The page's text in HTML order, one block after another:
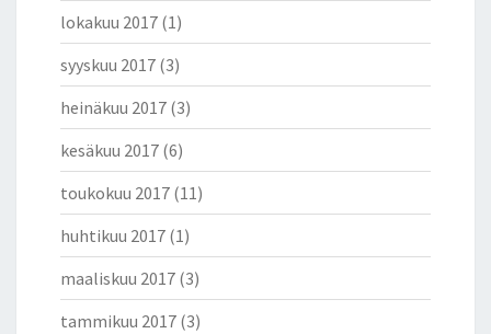
lokakuu 2017 (1)
syyskuu 2017 (3)
heinäkuu 2017 (3)
kesäkuu 2017 (6)
toukokuu 2017 (11)
huhtikuu 2017 (1)
maaliskuu 2017 (3)
tammikuu 2017 (3)